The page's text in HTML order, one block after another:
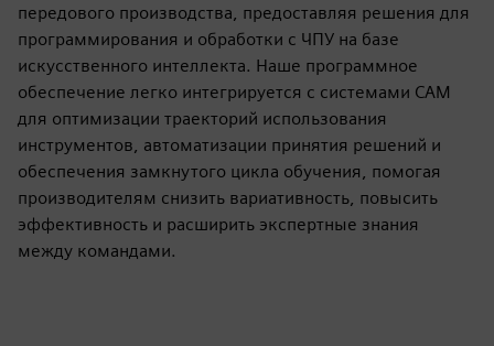
передового производства, предоставляя решения для
программирования и обработки с ЧПУ на базе
искусственного интеллекта. Наше программное
обеспечение легко интегрируется с системами CAM
для оптимизации траекторий использования
инструментов, автоматизации принятия решений и
обеспечения замкнутого цикла обучения, помогая
производителям снизить вариативность, повысить
эффективность и расширить экспертные знания
между командами.